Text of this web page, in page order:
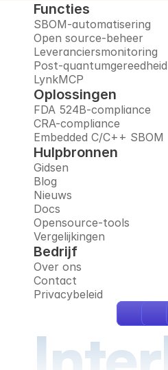
Functies
SBOM-automatisering
Open source-beheer
Leveranciersmonitoring
Post-quantumgereedheid
LynkMCP
Oplossingen
FDA 524B-compliance
CRA-compliance
Embedded C/C++ SBOM
Hulpbronnen
Gidsen
Blog
Nieuws
Docs
Opensource-tools
Vergelijkingen
Bedrijf
Over ons
Contact
Privacybeleid